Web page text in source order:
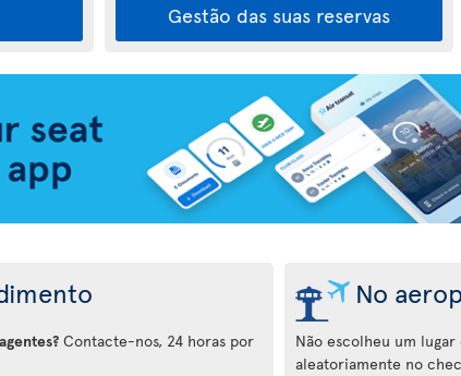
Gestão das suas reservas
Contacte-nos, 24 horas por
No
Não escolheu um
aleatoriamente no